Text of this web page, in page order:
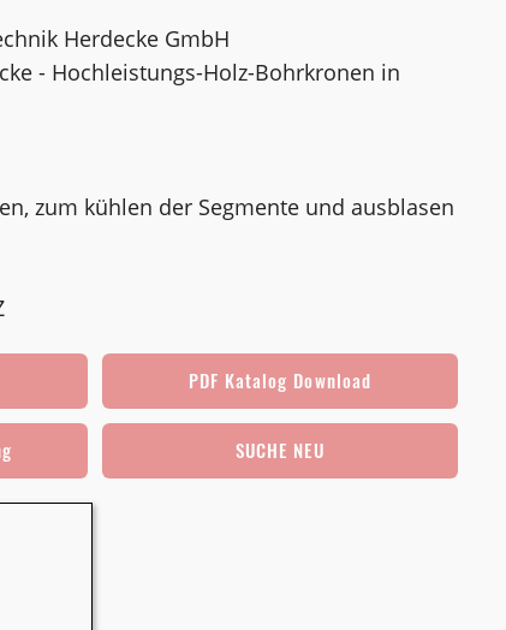
Herdecke GmbH
- Hochleistungs-Holz-Bohrkronen in
zum kühlen der Segmente und ausblasen
PDF Katalog Download
SUCHE NEU